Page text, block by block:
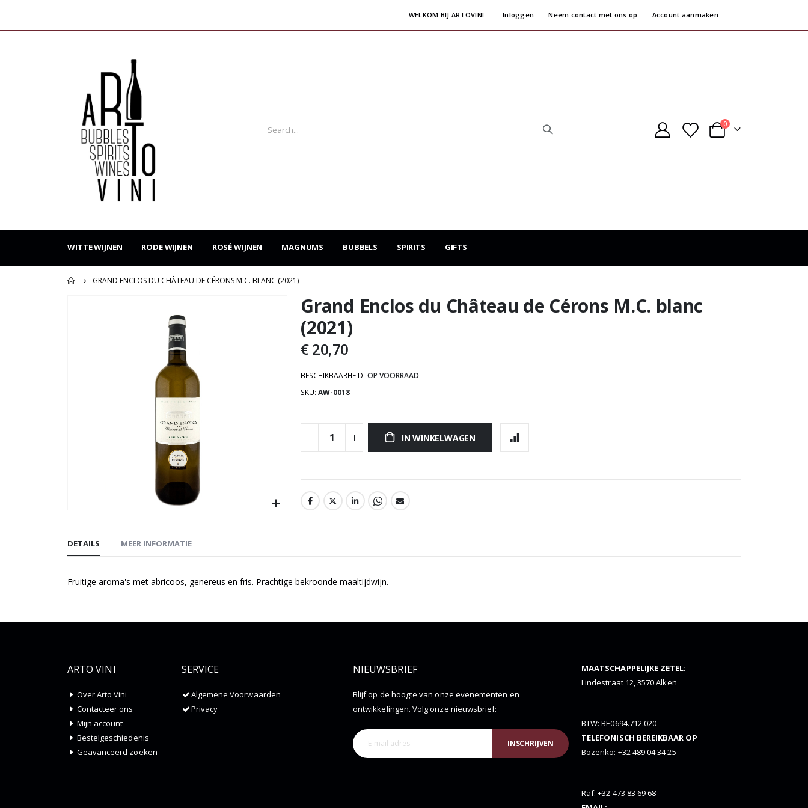
WELKOM BIJ ARTOVINI Inloggen Neem contact met ons op Account aanmaken
Cart
0producten
WITTE WIJNEN RODE WIJNEN ROSÉ WIJNEN MAGNUMS BUBBELS SPIRITS GIFTS
GRAND ENCLOS DU CHÂTEAU DE CÉRONS M.C. BLANC (2021)
naar
begin
afbeeldingen-
Grand Enclos du Château de Cérons M.C. blanc
(2021)
€ 20,70
BESCHIKBAARHEID: OP VOORRAAD
SKU AW-0018
IN WINKELWAGEN
DETAILS
Fruitige aroma's met abricoos, genereus en fris. Prachtige bekroonde maaltijdwijn.
MEER INFORMATIE
ARTO VINI
Over Arto Vini
Contacteer ons
Mijn account
Bestelgeschiedenis
Geavanceerd zoeken
SERVICE
Algemene Voorwaarden
Privacy
NIEUWSBRIEF
Blijf op de hoogte van onze evenementen en
ontwikkelingen. Volg onze nieuwsbrief:
INSCHRIJVEN
MAATSCHAPPELIJKE ZETEL:
Lindestraat 12, 3570 Alken
BTW: BE0694.712.020
TELEFONISCH BEREIKBAAR OP
Bozenko: +32 489 04 34 25
Raf: +32 473 83 69 68